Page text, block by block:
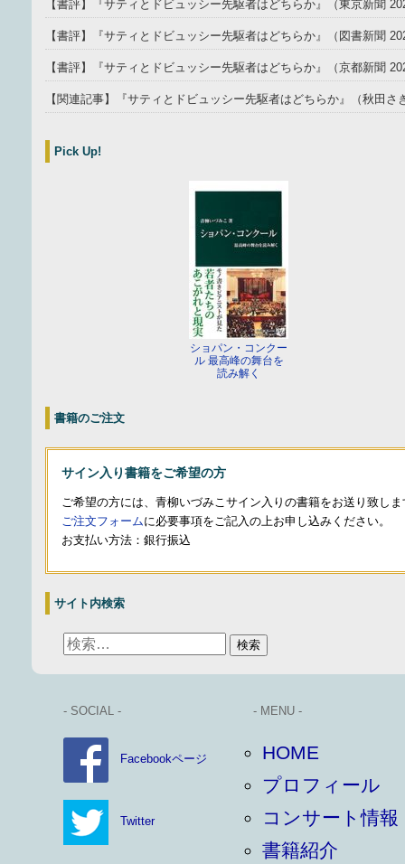
【書評】『サティとドビュッシー先駆者はどちらか』（東京新聞
【書評】『サティとドビュッシー先駆者はどちらか』（図書新聞
【書評】『サティとドビュッシー先駆者はどちらか』（京都新聞
【関連記事】『サティとドビュッシー先駆者はどちらか』（秋田さ
Pick Up!
ショパン・コンクー
ル 最高峰の舞台を
読み解く
書籍のご注文
サイン入り書籍をご希望の方
ご希望の方には、青柳いづみこサイン入りの書籍をお送り致しま
ご注文フォームに必要事項をご記入の上お申し込みください。
お支払い方法：銀行振込
サイト内検索
- SOCIAL -
Facebookページ
Twitter
- MENU -
HOME
プロフィール
コンサート情報
書籍紹介